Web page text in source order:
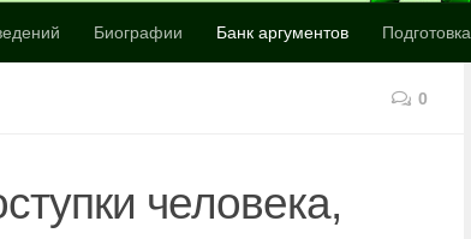
Биографии Банк аргументов Подготовка
0
человека,